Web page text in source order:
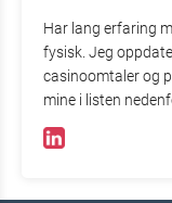
Har lang erfaring
fysisk. Jeg
casinoomtaler og
mine i listen